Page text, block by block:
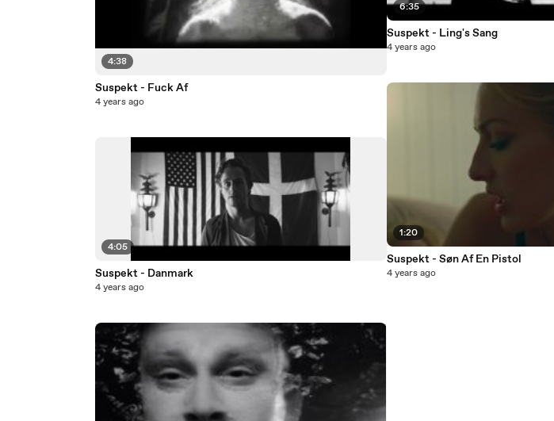
4:38
Suspekt - Fuck Af
4 years ago
4:05
Suspekt - Danmark
4 years ago
6:35
Suspekt - Ling's Sang
4 years ago
1:20
Suspekt - Søn Af En Pistol
4 years ago